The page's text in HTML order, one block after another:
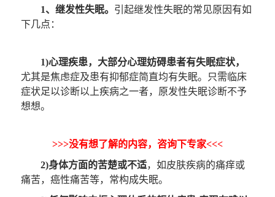
1、继发性失眠。 引起继发性失眠的常见原因有如
下几点：
1)心理疾患，大部分心理妨碍患者有失眠症状，
尤其是焦虑症及患有抑郁症简直均有失眠。只需临床
症状足以诊断以上疾病之一者，原发性失眠诊断不予
想想。
>>>没有想了解的内容，咨询下专家<<<
2)身体方面的苦楚或不适，如皮肤疾病的痛痒或
痛苦，癌性痛苦等，常构成失眠。